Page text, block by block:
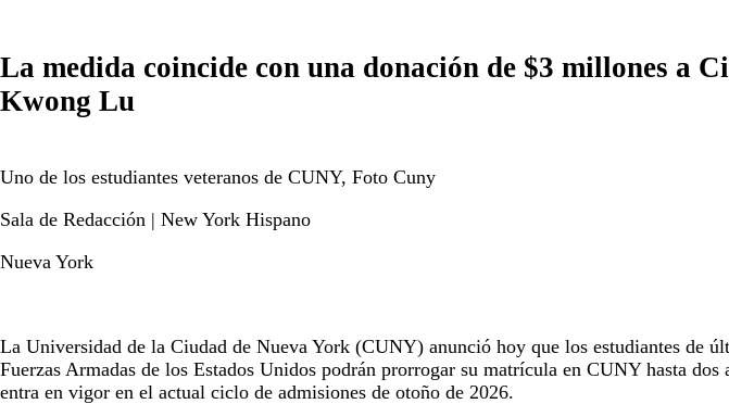
La medida coincide con una donación de $3 millones a
Kwong Lu
Uno de los estudiantes veteranos de CUNY, Foto Cuny
Sala de Redacción | New York Hispano
Nueva York
La Universidad de la Ciudad de Nueva York (CUNY) anunció hoy que los estudiantes de
Fuerzas Armadas de los Estados Unidos podrán prorrogar su matrícula en CUNY hasta
entra en vigor en el actual ciclo de admisiones de otoño de 2026.